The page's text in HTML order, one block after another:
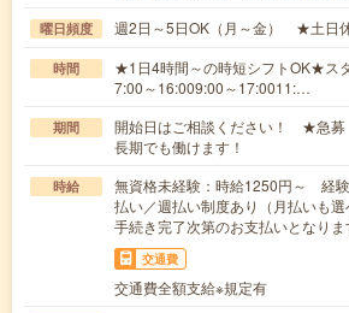
曜日頻度 週2日～5日OK（月～金） ★土日
時間
★1日4時間～の時短シフトOK★ス
7:00～16:009:00～17:0011:…
期間
開始日はご相談ください！ ★急
長期でも働けます！
時給
無資格未経験：時給1250円～ 経
払い／週払い制度あり（月払いも
手続き完了次第のお支払いとなりま
交通費
交通費全額支給※規定有